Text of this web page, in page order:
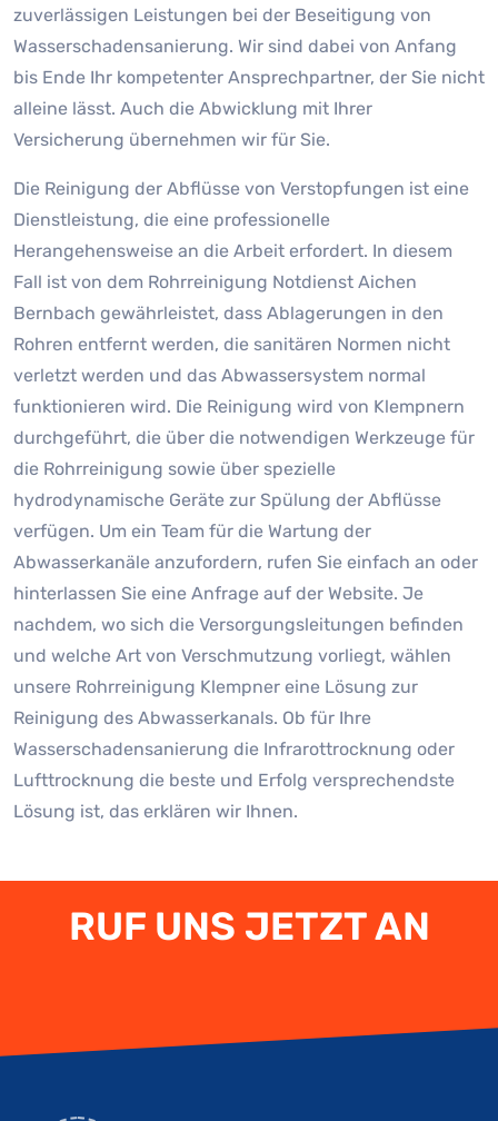
zuverlässigen Leistungen bei der Beseitigung von
Wasserschadensanierung. Wir sind dabei von Anfang
bis Ende Ihr kompetenter Ansprechpartner, der Sie nicht
alleine lässt. Auch die Abwicklung mit Ihrer
Versicherung übernehmen wir für Sie.
Die Reinigung der Abflüsse von Verstopfungen ist eine
Dienstleistung, die eine professionelle
Herangehensweise an die Arbeit erfordert. In diesem
Fall ist von dem Rohrreinigung Notdienst Aichen
Bernbach gewährleistet, dass Ablagerungen in den
Rohren entfernt werden, die sanitären Normen nicht
verletzt werden und das Abwassersystem normal
funktionieren wird. Die Reinigung wird von Klempnern
durchgeführt, die über die notwendigen Werkzeuge für
die Rohrreinigung sowie über spezielle
hydrodynamische Geräte zur Spülung der Abflüsse
verfügen. Um ein Team für die Wartung der
Abwasserkanäle anzufordern, rufen Sie einfach an oder
hinterlassen Sie eine Anfrage auf der Website. Je
nachdem, wo sich die Versorgungsleitungen befinden
und welche Art von Verschmutzung vorliegt, wählen
unsere Rohrreinigung Klempner eine Lösung zur
Reinigung des Abwasserkanals. Ob für Ihre
Wasserschadensanierung die Infrarottrocknung oder
Lufttrocknung die beste und Erfolg versprechendste
Lösung ist, das erklären wir Ihnen.
RUF UNS JETZT AN